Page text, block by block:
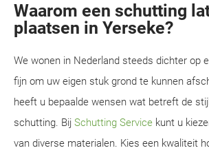
Waarom een schutting
plaatsen in Yerseke?
We wonen in Nederland steeds dichter op
fijn om uw eigen stuk grond te kunnen
heeft u bepaalde wensen wat betreft de
schutting. Bij Schutting Service kunt u
van diverse materialen. Kies een kwaliteit